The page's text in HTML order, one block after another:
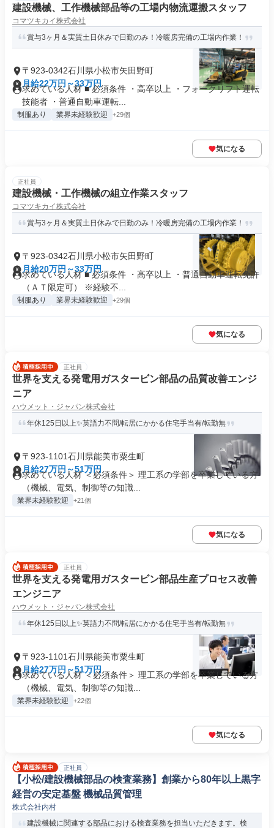
建設機械、工作機械部品等の工場内物流運搬スタッフ
コマツキカイ株式会社
賞与3ヶ月＆実質土日休みで日勤のみ！冷暖房完備の工場内作業！
〒923-0342石川県小松市矢田野町
月給22万円～33万円
求めている人材 ■ 必須条件 ・高卒以上 ・フォークリフト運転
技能者 ・普通自動車運転...
制服あり 業界未経験歓迎 +29個
気になる
正社員
建設機械・工作機械の組立作業スタッフ
コマツキカイ株式会社
賞与3ヶ月＆実質土日休みで日勤のみ！冷暖房完備の工場内作業！
〒923-0342石川県小松市矢田野町
月給20万円～33万円
求めている人材 ■ 必須条件 ・高卒以上 ・普通自動車運転免許
（ＡＴ限定可） ※経験不...
制服あり 業界未経験歓迎 +29個
気になる
正社員
世界を支える発電用ガスタービン部品の品質改善エンジ
ニア
ハウメット・ジャパン株式会社
年休125日以上✨英語力不問/転居にかかる住宅手当有/転勤無
〒923-1101石川県能美市粟生町
月給27万円～51万円
求めている人材 ＜必須条件＞ 理工系の学部を卒業している方
（機械、電気、制御等の知識...
業界未経験歓迎 +21個
気になる
正社員
世界を支える発電用ガスタービン部品生産プロセス改善
エンジニア
ハウメット・ジャパン株式会社
年休125日以上✨英語力不問/転居にかかる住宅手当有/転勤無
〒923-1101石川県能美市粟生町
月給27万円～51万円
求めている人材 ＜必須条件＞ 理工系の学部を卒業している方
（機械、電気、制御等の知識...
業界未経験歓迎 +22個
気になる
正社員
【小松/建設機械部品の検査業務】創業から80年以上黒字
経営の安定基盤 機械品質管理
株式会社内村
建設機械に関連する部品における検査業務を担当いただきます。検